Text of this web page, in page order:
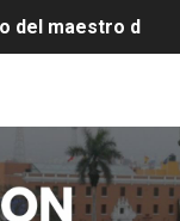
maestro de
y medidas contra